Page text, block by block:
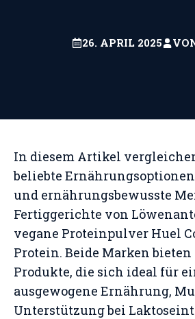
26. APRIL 2025
In diesem Artikel
beliebte
und ernährungsbewusste
Fertiggerichte von
vegane Proteinpulver Huel
Protein. Beide Marken
Produkte, die sich ideal für
ausgewogene Ernährung,
Unterstützung bei